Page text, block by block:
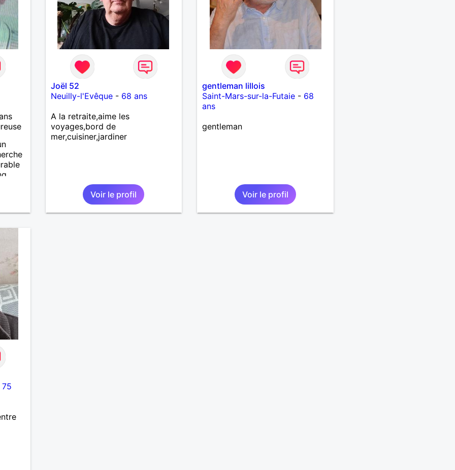
Féminines naturellement ,sans
fards ,ni excès A vous de jouer
Mesdames 😉
de
Joël 52
Neuilly-l'Evêque- 68 ans
A la retraite,aime les
voyages,bord de
mer,cuisiner,jardiner
Voir le profil
gentleman lillois
Saint-Mars-sur-la-Futaie - 68
ans
gentleman
Voir le profil
75